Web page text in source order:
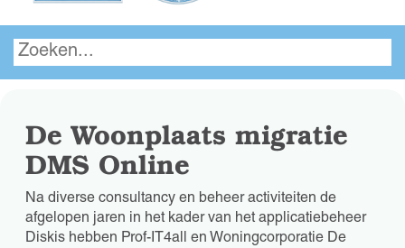
De Woonplaats migratie
DMS Online
Na diverse consultancy en beheer activiteiten de
afgelopen jaren in het kader van het applicatiebeheer
Diskis hebben Prof-IT4all en Woningcorporatie De